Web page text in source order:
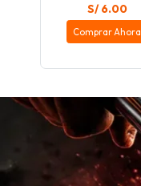
S/ 6.00
Comprar Ahora